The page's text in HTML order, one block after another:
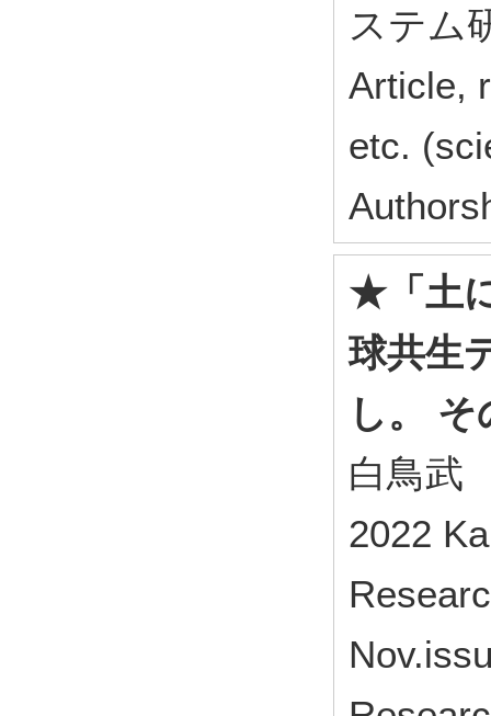
ステム
Article,
etc.
★「土
球共生
し。 そ
白鳥武
2022